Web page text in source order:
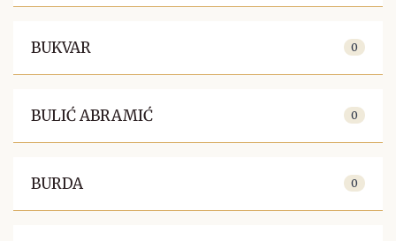
BUKVAR 0
BULIĆ ABRAMIĆ 0
BURDA 0